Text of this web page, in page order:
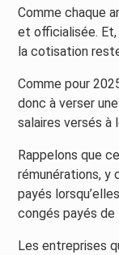
Comme chaque
et officialisée.
la cotisation
Comme pour
donc à verser
salaires versés à
Rappelons que
rémunérations, y
payés
congés payés de
Les entreprises